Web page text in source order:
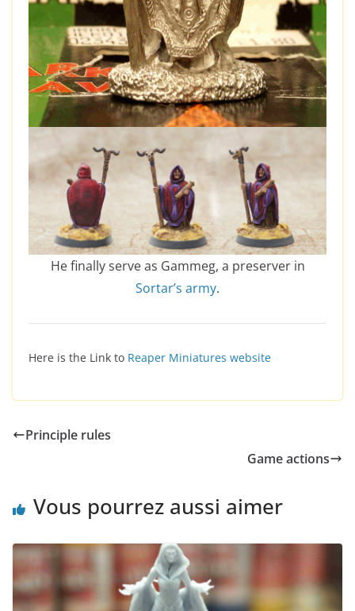
He finally serve as Gammeg, a preserver in
Sortar’s army.
Here is the Link to Reaper Miniatures website
Principle rules
Game actions
Vous pourrez aussi aimer